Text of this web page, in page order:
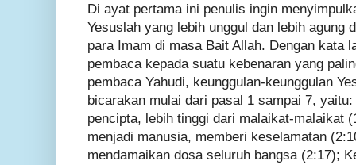
Di ayat pertama ini penulis ingin
Yesuslah yang lebih unggul dan lebih agung
para Imam di masa Bait Allah. Dengan kata
pembaca kepada suatu kebenaran yang
pembaca Yahudi, keunggulan-keunggulan
bicarakan mulai dari pasal 1 sampai 7,
pencipta, lebih tinggi dari malaikat-malaikat
menjadi manusia, memberi keselamatan
mendamaikan dosa seluruh bangsa (2:17);